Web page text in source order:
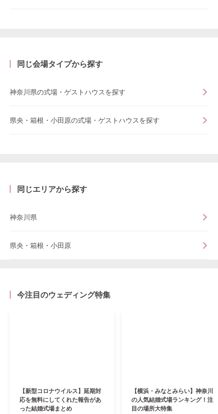
同じ会場タイプから探す
神奈川県の式場・ゲストハウスを探す
県央・箱根・小田原の式場・ゲストハウスを探す
同じエリアから探す
神奈川県
県央・箱根・小田原
今注目のウェディング特集
【新型コロナウイルス】延期対
応を無料にしてくれた報告があ
った結婚式場まとめ
【横浜・みなとみらい】神奈川
の人気結婚式場ランキング！注
目の場所大特集